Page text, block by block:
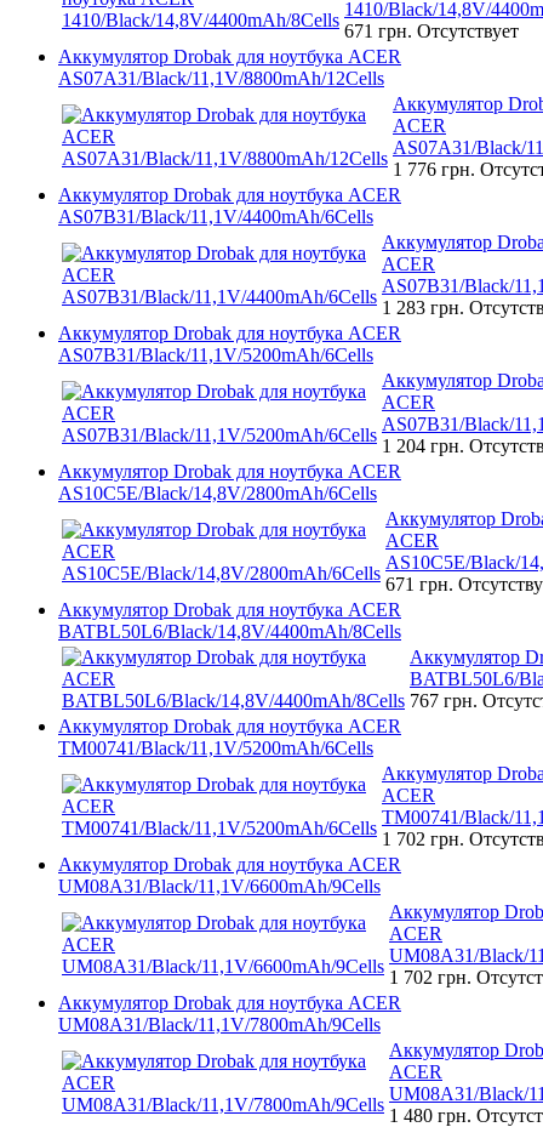
1410/Black/14,8V/
671 грн. Отсутствует
Аккумулятор Drobak для ноутбука ACER
AS07A31/Black/11,1V/8800mAh/12Cells
Аккумулятор
ACER
AS07A31/Black/
1 776 грн.
Аккумулятор Drobak для ноутбука ACER
AS07B31/Black/11,1V/4400mAh/6Cells
Аккумулятор
ACER
AS07B31/Black/
1 283 грн.
Аккумулятор Drobak для ноутбука ACER
AS07B31/Black/11,1V/5200mAh/6Cells
Аккумулятор
ACER
AS07B31/Black/
1 204 грн.
Аккумулятор Drobak для ноутбука ACER
AS10C5E/Black/14,8V/2800mAh/6Cells
Аккумулятор
ACER
AS10C5E/Black/
671 грн.
Аккумулятор Drobak для ноутбука ACER
BATBL50L6/Black/14,8V/4400mAh/8Cells
Аккумулятор
BATBL50L6/
767 грн.
Аккумулятор Drobak для ноутбука ACER
TM00741/Black/11,1V/5200mAh/6Cells
Аккумулятор
ACER
TM00741/Black/
1 702 грн.
Аккумулятор Drobak для ноутбука ACER
UM08A31/Black/11,1V/6600mAh/9Cells
Аккумулятор
ACER
UM08A31/Black/
1 702 грн.
Аккумулятор Drobak для ноутбука ACER
UM08A31/Black/11,1V/7800mAh/9Cells
Аккумулятор
ACER
UM08A31/Black/
1 480 грн.